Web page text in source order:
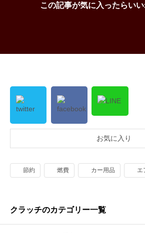
この記事が気に入ったらい
お気に入り
節約 燃費 カー用品 エ
クラッチのカテゴリー一覧